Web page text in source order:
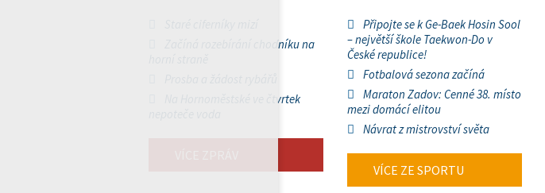
Začíná rozebírání chodníku na
Na Hornoměstské ve čtvrtek
Připojte se k Ge-Baek Hosin Sool
– největší škole Taekwon-Do v
České republice!
Fotbalová sezona začíná
Maraton Zadov: Cenné 38. místo
mezi domácí elitou
Návrat z mistrovství světa
VÍCE ZE SPORTU